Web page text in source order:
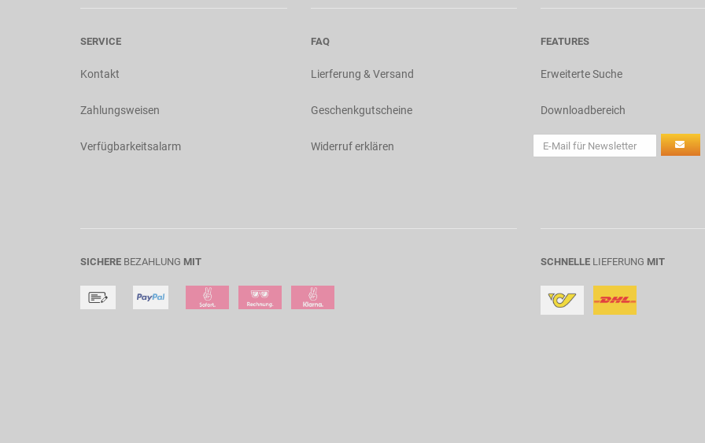
SERVICE
Kontakt
Zahlungsweisen
Verfügbarkeitsalarm
FAQ
Lierferung & Versand
Geschenkgutscheine
Widerruf erklären
FEATURES
Erweiterte Suche
Downloadbereich
SICHERE BEZAHLUNG MIT SCHNELLE LIEFERUNG MIT